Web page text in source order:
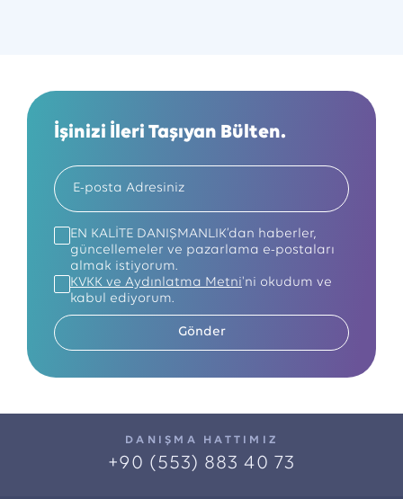
İşinizi İleri Taşıyan Bülten.
EN KALİTE DANIŞMANLIK’dan haberler,
güncellemeler ve pazarlama e-postaları
almak istiyorum.
KVKK ve Aydınlatma Metni'ni okudum ve
kabul ediyorum.
Gönder
DANIŞMA HATTIMIZ
+90 (553) 883 40 73